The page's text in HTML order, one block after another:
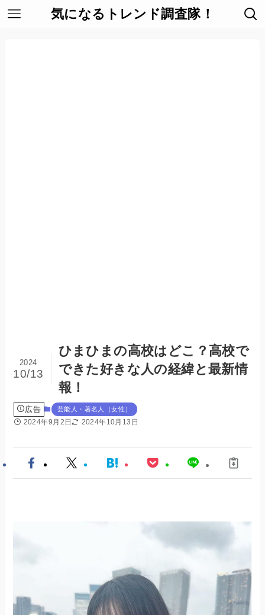
気になるトレンド調査隊！
ひまひまの高校はどこ？高校で
できた好きな人の経緯と最新情
報！
2024
10/13
広告 芸能人・著名人（女性）
2024年9月2日 2024年10月13日